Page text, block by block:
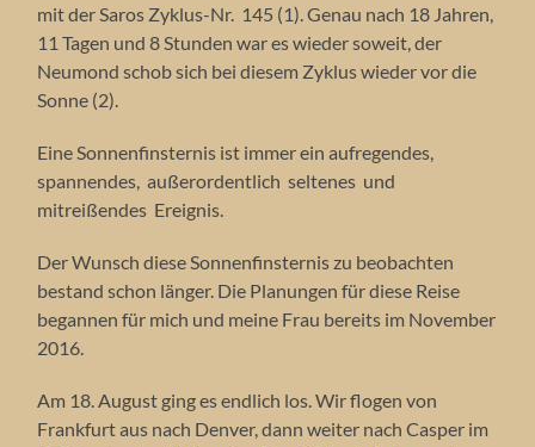
mit der Saros Zyklus-Nr. 145 (1). Genau nach 18 Jahren,
11 Tagen und 8 Stunden war es wieder soweit, der
Neumond schob sich bei diesem Zyklus wieder vor die
Sonne (2).
Eine Sonnenfinsternis ist immer ein aufregendes,
spannendes, außerordentlich seltenes und
mitreißendes Ereignis.
Der Wunsch diese Sonnenfinsternis zu beobachten
bestand schon länger. Die Planungen für diese Reise
begannen für mich und meine Frau bereits im November
2016.
Am 18. August ging es endlich los. Wir flogen von
Frankfurt aus nach Denver, dann weiter nach Casper im